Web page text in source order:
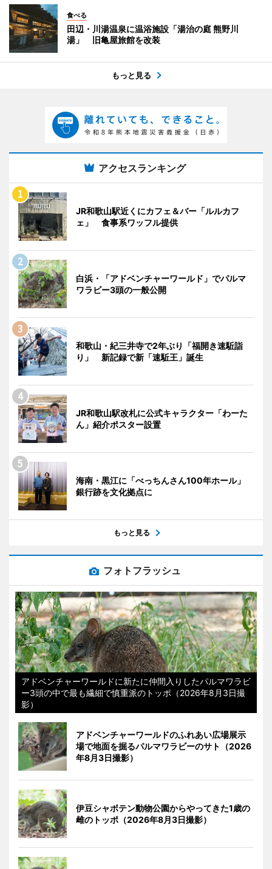
食べる
田辺・川湯温泉に温浴施設「湯治の庭 熊野川
湯」 旧亀屋旅館を改装
もっと見る
アクセスランキング
JR和歌山駅近くにカフェ＆バー「ルルカフ
ェ」 食事系ワッフル提供
白浜・「アドベンチャーワールド」でパルマ
ワラビー3頭の一般公開
和歌山・紀三井寺で2年ぶり「福開き速駈詣
り」 新記録で新「速駈王」誕生
JR和歌山駅改札に公式キャラクター「わーた
ん」紹介ポスター設置
海南・黒江に「べっちんさん100年ホール」
銀行跡を文化拠点に
もっと見る
フォトフラッシュ
アドベンチャーワールドに新たに仲間入りしたパルマワラビ
ー3頭の中で最も繊細で慎重派のトッポ（2026年8月3日撮
影）
アドベンチャーワールドのふれあい広場展示
場で地面を掘るパルマワラビーのサト（2026
年8月3日撮影）
伊豆シャボテン動物公園からやってきた1歳の
雌のトッポ（2026年8月3日撮影）